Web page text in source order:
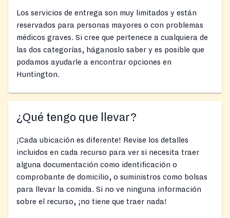
Los servicios de entrega son muy limitados y están
reservados para personas mayores o con problemas
médicos graves. Si cree que pertenece a cualquiera de
las dos categorías, háganoslo saber y es posible que
podamos ayudarle a encontrar opciones en
Huntington.
¿Qué tengo que llevar?
¡Cada ubicación es diferente! Revise los detalles
incluidos en cada recurso para ver si necesita traer
alguna documentación como identificación o
comprobante de domicilio, o suministros como bolsas
para llevar la comida. Si no ve ninguna información
sobre el recurso, ¡no tiene que traer nada!